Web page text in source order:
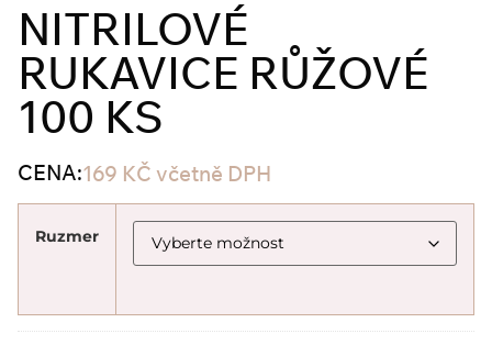
NITRILOVÉ
RUKAVICE RŮŽOVÉ
100 KS
CENA:169 KČ včetně DPH
Ruzmer